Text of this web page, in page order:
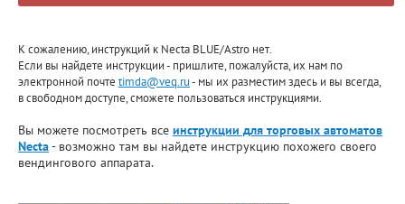
К сожалению, инструкций к Necta BLUE/Astro нет.
Если вы найдете инструкции - пришлите, пожалуйста, их нам по
электронной почте timda@veq.ru- мы их разместим здесь и вы всегда,
в свободном доступе, сможете пользоваться инструкциями.
Вы можете посмотреть все инструкции для торговых автоматов
Necta- возможно там вы найдете инструкцию похожего своего
вендингового аппарата.